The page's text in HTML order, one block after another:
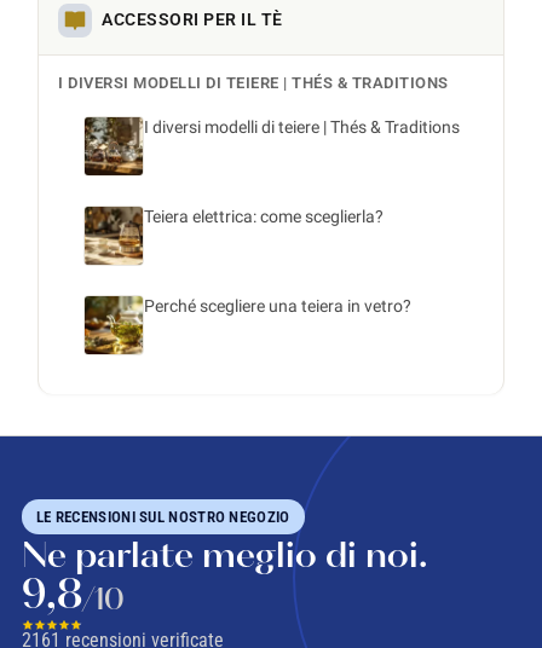
ACCESSORI PER IL TÈ
I DIVERSI MODELLI DI TEIERE | THÉS & TRADITIONS
I diversi modelli di teiere | Thés & Traditions
Teiera elettrica: come sceglierla?
Perché scegliere una teiera in vetro?
LE RECENSIONI SUL NOSTRO NEGOZIO
Ne parlate meglio di noi.
9,8/10
2161 recensioni verificate